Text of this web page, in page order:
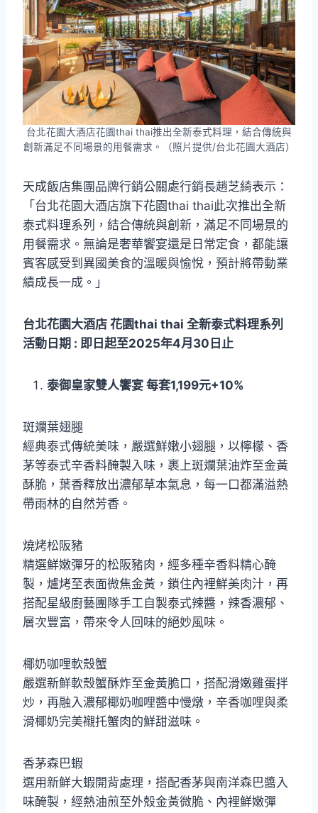
台北花園大酒店花園thai thai推出全新泰式料理，結合傳統與
創新滿足不同場景的用餐需求。（照片提供/台北花園大酒店）
天成飯店集團品牌行銷公關處行銷長趙芝綺表示：
「台北花園大酒店旗下花園thai thai此次推出全新
泰式料理系列，結合傳統與創新，滿足不同場景的
用餐需求。無論是奢華饗宴還是日常定食，都能讓
賓客感受到異國美食的溫暖與愉悅，預計將帶動業
績成長一成。」
台北花園大酒店 花園thai thai 全新泰式料理系列
活動日期 : 即日起至2025年4月30日止
泰御皇家雙人饗宴 每套1,199元+10%
斑斕葉翅腿
經典泰式傳統美味，嚴選鮮嫩小翅腿，以檸檬、香
茅等泰式辛香料醃製入味，裹上斑斕葉油炸至金黃
酥脆，葉香釋放出濃郁草本氣息，每一口都滿溢熱
帶雨林的自然芳香。
燒烤松阪豬
精選鮮嫩彈牙的松阪豬肉，經多種辛香料精心醃
製，爐烤至表面微焦金黃，鎖住內裡鮮美肉汁，再
搭配星級廚藝團隊手工自製泰式辣醬，辣香濃郁、
層次豐富，帶來令人回味的絕妙風味。
椰奶咖哩軟殼蟹
嚴選新鮮軟殼蟹酥炸至金黃脆口，搭配滑嫩雞蛋拌
炒，再融入濃郁椰奶咖哩醬中慢燉，辛香咖哩與柔
滑椰奶完美襯托蟹肉的鮮甜滋味。
香茅森巴蝦
選用新鮮大蝦開背處理，搭配香茅與南洋森巴醬入
味醃製，經熱油煎至外殼金黃微脆、內裡鮮嫩彈